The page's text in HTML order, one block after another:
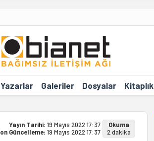
Yazarlar Galeriler Dosyalar Kitaplık
Yayın Tarihi: 19 Mayıs 2022 17:37
Güncelleme: 19 Mayıs 2022 17:37
Okuma
2 dakika